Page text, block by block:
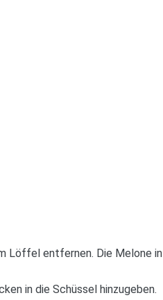
Löffel entfernen. Die Melone in
in die Schüssel hinzugeben.